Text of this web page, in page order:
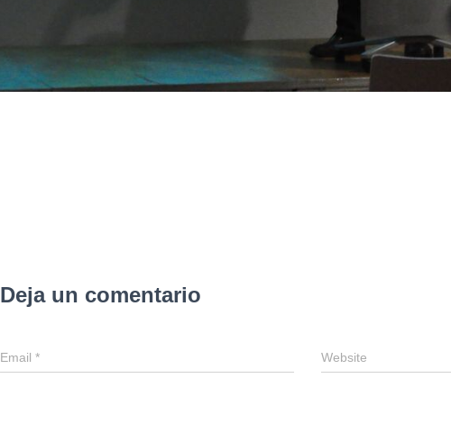
Deja un comentario
Email* Website